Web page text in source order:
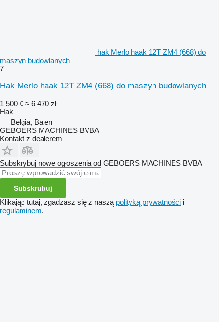
hak Merlo haak 12T ZM4 (668) do
maszyn budowlanych
7
Hak Merlo haak 12T ZM4 (668) do maszyn budowlanych
1 500 € ≈ 6 470 zł
Hak
Belgia, Balen
GEBOERS MACHINES BVBA
Kontakt z dealerem
Subskrybuj nowe ogłoszenia od GEBOERS MACHINES BVBA
Subskrubuj
Klikając tutaj, zgadzasz się z naszą polityką prywatności i
regulaminem.